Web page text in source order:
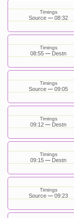
Timings
Source 08:32
Timings
08:55 Destn
Timings
Source 09:05
Timings
09:12 Destn
Timings
09:15 Destn
Timings
Source 09:23